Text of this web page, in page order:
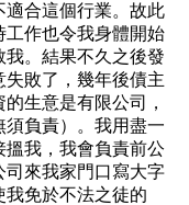
適合這個行業。故此
工作也令我身體開始
。結果不久之後發
敗了，幾年後債主
生意是有限公司，
負責）。我用盡一
搵我，我會負責前公
司來我家門口寫大字
我免於不法之徒的